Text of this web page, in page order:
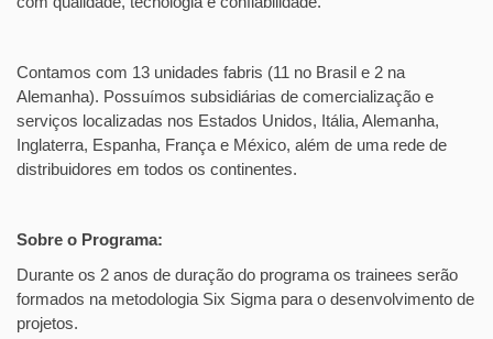
Contamos com 13 unidades fabris (11 no Brasil e 2 na
Alemanha). Possuímos subsidiárias de comercialização e
serviços localizadas nos Estados Unidos, Itália, Alemanha,
Inglaterra, Espanha, França e México, além de uma rede de
distribuidores em todos os continentes.
Sobre o Programa:
Durante os 2 anos de duração do programa os trainees serão
formados na metodologia Six Sigma para o desenvolvimento de
projetos.